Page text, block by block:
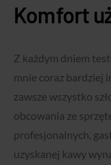
Komfort
Z każdym dniem
mnie coraz bardziej
zawsze wszystko
obcowania ze
profesjonalnych,
uzyskanej kawy